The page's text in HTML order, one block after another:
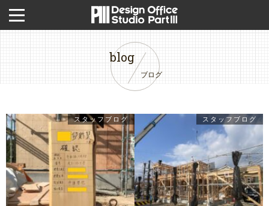
ブログ
blog
スタッフブログ スタッフブログ